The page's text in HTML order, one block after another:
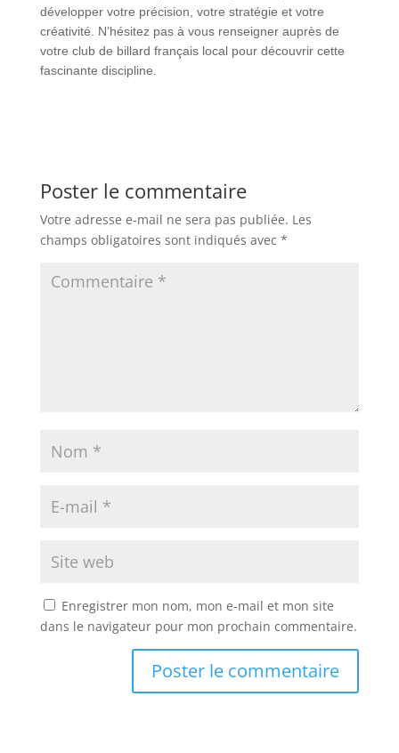
développer votre précision, votre stratégie et votre
créativité. N’hésitez pas à vous renseigner auprès de
votre club de billard français local pour découvrir cette
fascinante discipline.
Poster le commentaire
Votre adresse e-mail ne sera pas publiée. Les
champs obligatoires sont indiqués avec *
Enregistrer mon nom, mon e-mail et mon site
dans le navigateur pour mon prochain commentaire.